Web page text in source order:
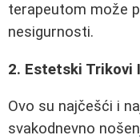
terapeutom može
nesigurnosti.
2. Estetski Trikovi
Ovo su najčešći i
svakodnevno